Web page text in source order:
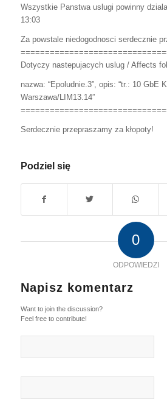
Wszystkie Panstwa uslugi powinny
13:03
Za powstale niedogodnosci serdecznie
Dotyczy nastepujacych uslug / Affects
nazwa: “Epoludnie.3”, opis: “tr.: 10 GbE
Warszawa/LIM13.14”
Serdecznie przepraszamy za kłopoty!
Podziel się
0
ODPOWIEDZI
Napisz komentarz
Want to join the discussion?
Feel free to contribute!